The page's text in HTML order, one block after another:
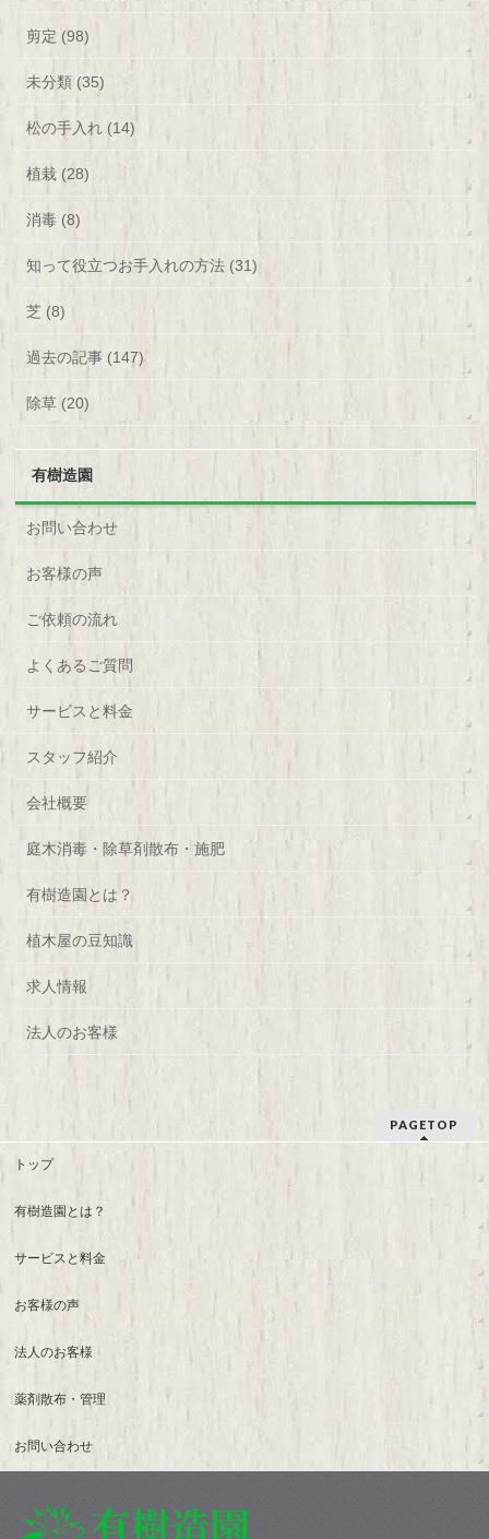
剪定 (98)
未分類 (35)
松の手入れ (14)
植栽 (28)
消毒 (8)
知って役立つお手入れの方法 (31)
芝 (8)
過去の記事 (147)
除草 (20)
有樹造園
お問い合わせ
お客様の声
ご依頼の流れ
よくあるご質問
サービスと料金
スタッフ紹介
会社概要
庭木消毒・除草剤散布・施肥
有樹造園とは？
植木屋の豆知識
求人情報
法人のお客様
PAGETOP
トップ
有樹造園とは？
サービスと料金
お客様の声
法人のお客様
薬剤散布・管理
お問い合わせ